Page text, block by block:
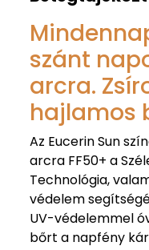
szánt
arcra.
hajlamos
Az Eucerin Sun
arcra FF50+ a
Technológia,
védelem
UV-védelemmel
bőrt a napfény